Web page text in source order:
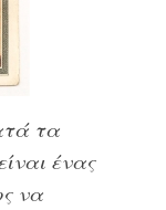
τα
ένας
να